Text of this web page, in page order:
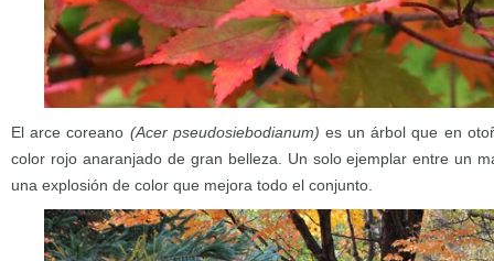
El arce coreano (Acer pseudosiebodianum) es un árbol que en
color rojo anaranjado de gran belleza. Un solo ejemplar entre un
una explosión de color que mejora todo el conjunto.